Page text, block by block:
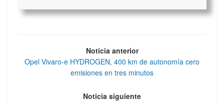
Noticia anterior
Opel Vivaro-e HYDROGEN, 400 km de autonomía cero
emisiones en tres minutos
Noticia siguiente